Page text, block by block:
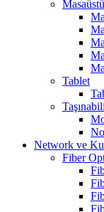
Tablet
Network ve
Fiber